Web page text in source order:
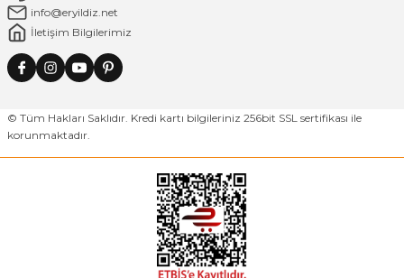
info@eryildiz.net
İletişim Bilgilerimiz
© Tüm Hakları Saklıdır. Kredi kartı bilgileriniz 256bit SSL sertifikası ile
korunmaktadır.